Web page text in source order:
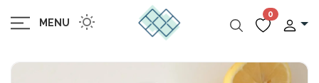
MENU
0